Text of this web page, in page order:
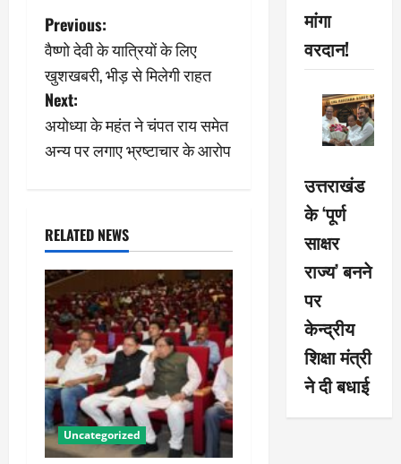
P
o
s
t
v
i
g
a
t
i
Previous:
वैष्णो देवी के यात्रियों के लिए
खुशखबरी, भीड़ से मिलेगी राहत
Next:
अयोध्या के महंत ने चंपत राय समेत
अन्य पर लगाए भ्रष्टाचार के आरोप
RELATED NEWS
Uncategorized
मांगा
वरदान!
उत्तराखंड
के ‘पूर्ण
साक्षर
राज्य’ बनने
पर
केन्द्रीय
शिक्षा मंत्री
ने दी बधाई